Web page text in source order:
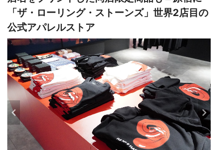
「ザ・ローリング・ストーンズ」世界2店目の
公式アパレルストア